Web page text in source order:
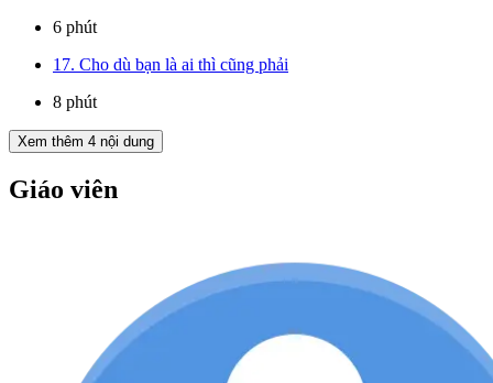
6 phút
17. Cho dù bạn là ai thì cũng phải
8 phút
Xem thêm 4 nội dung
Giáo viên